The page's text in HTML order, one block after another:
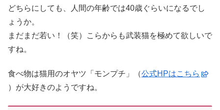
どちらにしても、人間の年齢では40歳ぐらいになるでし
ょうか。
まだまだ若い！（笑）こらからも武装猫を極めて欲しいで
すね。
食べ物は猫用のオヤツ「モンプチ」（公式HPはこちら
）が大好きのようですね。